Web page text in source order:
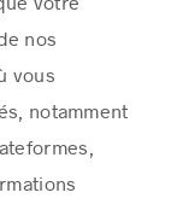
nos
vous
notamment